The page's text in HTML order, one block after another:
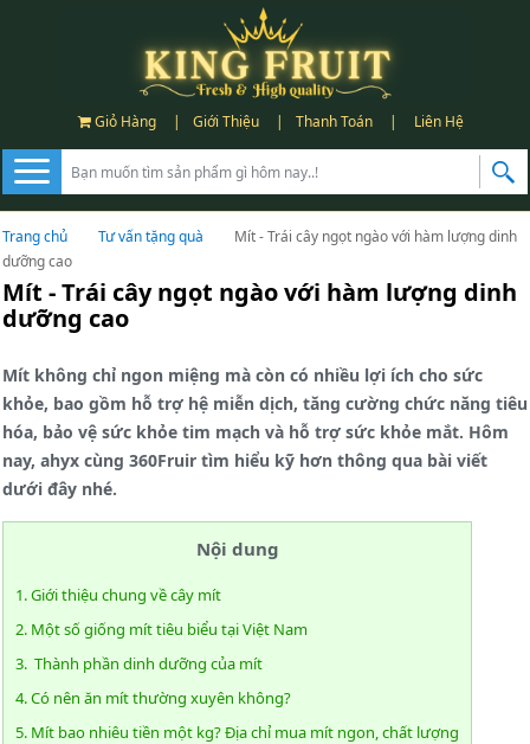
Giỏ Hàng | Giới Thiệu | Thanh Toán | Liên Hệ
Trang chủ Tư vấn tặng quà
Mít - Trái cây ngọt ngào với hàm lượng dinh
dưỡng cao
Mít - Trái cây ngọt ngào với hàm lượng dinh
dưỡng cao
Mít không chỉ ngon miệng mà còn có nhiều lợi ích cho sức
khỏe, bao gồm hỗ trợ hệ miễn dịch, tăng cường chức năng tiêu
hóa, bảo vệ sức khỏe tim mạch và hỗ trợ sức khỏe mắt. Hôm
nay, ahyx cùng 360Fruir tìm hiểu kỹ hơn thông qua bài viết
dưới đây nhé.
Nội dung
1. Giới thiệu chung về cây mít
2. Một số giống mít tiêu biểu tại Việt Nam
3. Thành phần dinh dưỡng của mít
4. Có nên ăn mít thường xuyên không?
5. Mít bao nhiêu tiền một kg? Địa chỉ mua mít ngon, chất lượng